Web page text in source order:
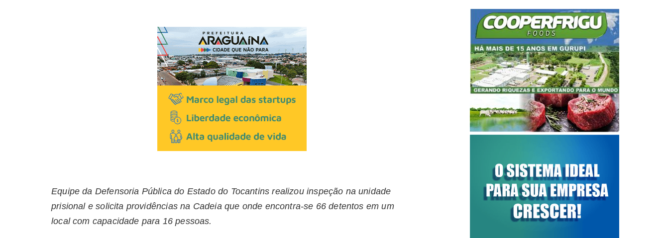
Equipe da Defensoria Pública do Estado do Tocantins realizou inspeção na unidade
prisional e solicita providências na Cadeia que onde encontra-se 66 detentos em um
local com capacidade para 16 pessoas.